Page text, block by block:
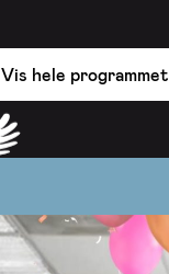
Vis hele programmet